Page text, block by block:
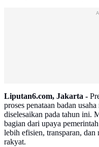
Liputan6.com, Jakarta -
proses penataan badan
diselesaikan pada tahun ini.
bagian dari upaya
lebih efisien, transparan,
rakyat.